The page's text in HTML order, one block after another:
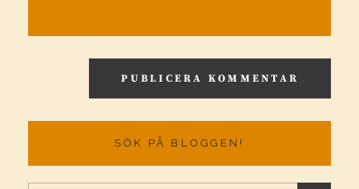
SÖK PÅ BLOGGEN!